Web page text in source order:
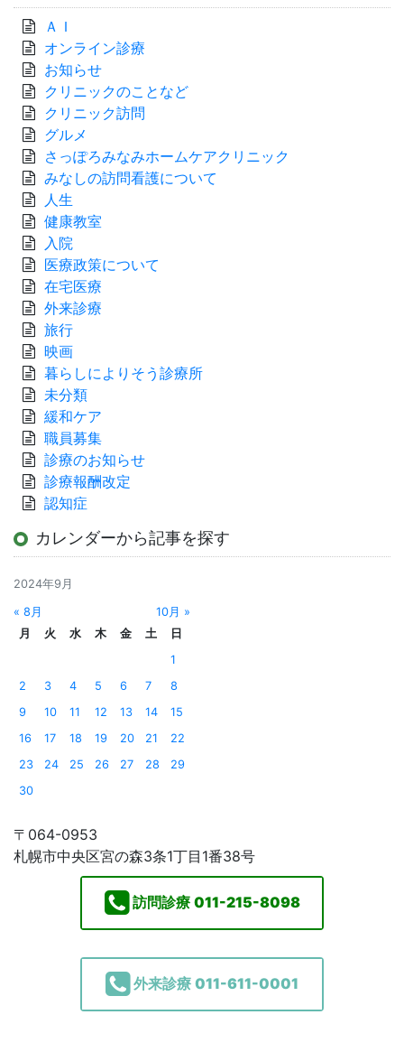
ＡＩ
オンライン診療
お知らせ
クリニックのことなど
クリニック訪問
グルメ
さっぽろみなみホームケアクリニック
みなしの訪問看護について
人生
健康教室
入院
医療政策について
在宅医療
外来診療
旅行
映画
暮らしによりそう診療所
未分類
緩和ケア
職員募集
診療のお知らせ
診療報酬改定
認知症
カレンダーから記事を探す
2024年9月
« 8月
10月 »
月
火 水 木 金 土
日
1
2
3 4 5 6 7
8
9
10 11 12 13 14
15
16
17 18 19 20 21
22
23
24 25 26 27 28
29
30
〒064-0953
札幌市中央区宮の森3条1丁目1番38号
訪問診療 011-215-8098
外来診療 011-611-0001